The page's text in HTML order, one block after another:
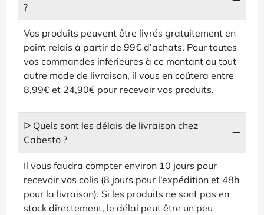
?
Vos produits peuvent être livrés gratuitement en
point relais à partir de 99€ d’achats. Pour toutes
vos commandes inférieures à ce montant ou tout
autre mode de livraison, il vous en coûtera entre
8,99€ et 24,90€ pour recevoir vos produits.
ᐅ Quels sont les délais de livraison chez
Cabesto ?
Il vous faudra compter environ 10 jours pour
recevoir vos colis (8 jours pour l’expédition et 48h
pour la livraison). Si les produits ne sont pas en
stock directement, le délai peut être un peu